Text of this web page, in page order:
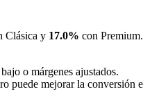
Clásica y 17.0% con
o márgenes ajustados.
puede mejorar la conversión